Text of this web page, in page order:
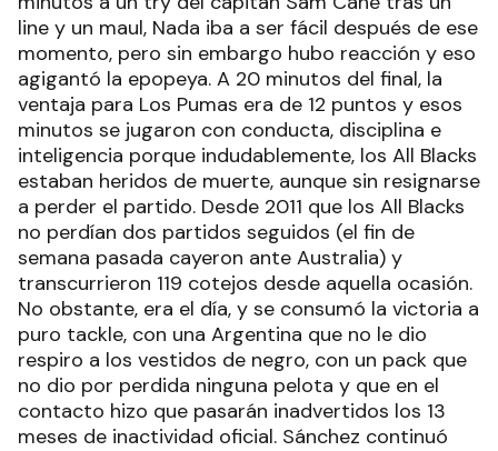
line y un maul, Nada iba a ser fácil después de ese
momento, pero sin embargo hubo reacción y eso
agigantó la epopeya. A 20 minutos del final, la
ventaja para Los Pumas era de 12 puntos y esos
minutos se jugaron con conducta, disciplina e
inteligencia porque indudablemente, los All Blacks
estaban heridos de muerte, aunque sin resignarse
a perder el partido. Desde 2011 que los All Blacks
no perdían dos partidos seguidos (el fin de
semana pasada cayeron ante Australia) y
transcurrieron 119 cotejos desde aquella ocasión.
No obstante, era el día, y se consumó la victoria a
puro tackle, con una Argentina que no le dio
respiro a los vestidos de negro, con un pack que
no dio por perdida ninguna pelota y que en el
contacto hizo que pasarán inadvertidos los 13
meses de inactividad oficial. Sánchez continuó